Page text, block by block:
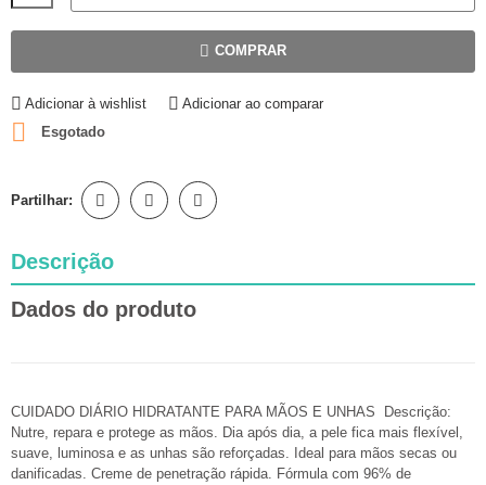
COMPRAR
Adicionar à wishlist Adicionar ao comparar
 Esgotado
Partilhar:
Descrição
Dados do produto
CUIDADO DIÁRIO HIDRATANTE PARA MÃOS E UNHAS Descrição:
Nutre, repara e protege as mãos. Dia após dia, a pele fica mais flexível,
suave, luminosa e as unhas são reforçadas. Ideal para mãos secas ou
danificadas. Creme de penetração rápida. Fórmula com 96% de